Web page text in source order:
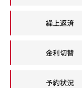
繰上返済
金利切替
予約状況